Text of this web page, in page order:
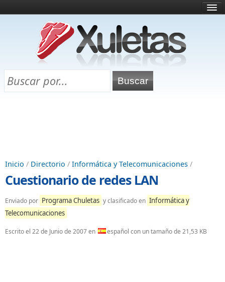
¿Qué es esto?
Directorio
Chuletas para exámenes
Inicio / Directorio / Informática y Telecomunicaciones /
Cuestionario de redes LAN
Enviado por Programa Chuletas y clasificado en Informática y
Telecomunicaciones
Escrito el 22 de Junio de 2007en español con un tamaño de 21,53 KB